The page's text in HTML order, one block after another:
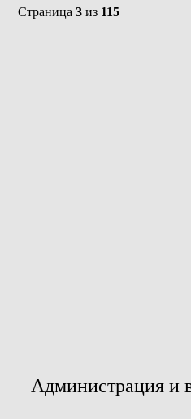
Страница 3 из 115
Администрация и